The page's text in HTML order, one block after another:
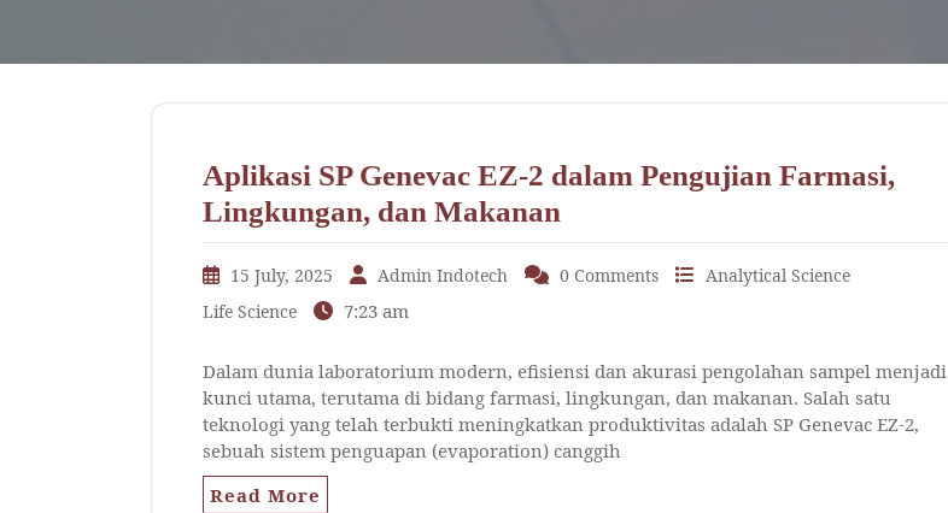
Aplikasi SP Genevac EZ-2 dalam Pengujian Farmasi,
Lingkungan, dan Makanan
15 July, 2025 Admin Indotech 0 Comments
Analytical Science
Life Science
7:23 am
Dalam dunia laboratorium modern, efisiensi dan akurasi pengolahan sampel menjadi
kunci utama, terutama di bidang farmasi, lingkungan, dan makanan. Salah satu
teknologi yang telah terbukti meningkatkan produktivitas adalah SP Genevac EZ-2,
sebuah sistem penguapan (evaporation) canggih
Read More